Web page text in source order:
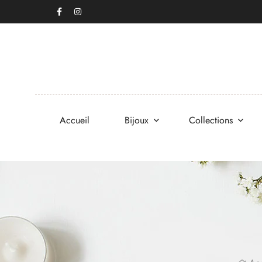
Accueil Bijoux Collections